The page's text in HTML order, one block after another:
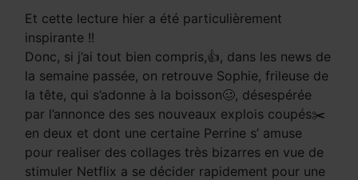
Et cette lecture hier a été particulièrement
inspirante !!
Donc, si j’ai tout bien compris,👍, dans les news de
la semaine passée, on retrouve Sophie, frileuse de
la tête, qui s’adonne à la boisson🥴, désespérée
par l’annonce des ses nouveaux explois coupés✂️
en deux et dont une certaine Perrine s’ amuse
pour realiser des collages très bizarres en vue de
stimuler Netflix a se décider rapidement pour une